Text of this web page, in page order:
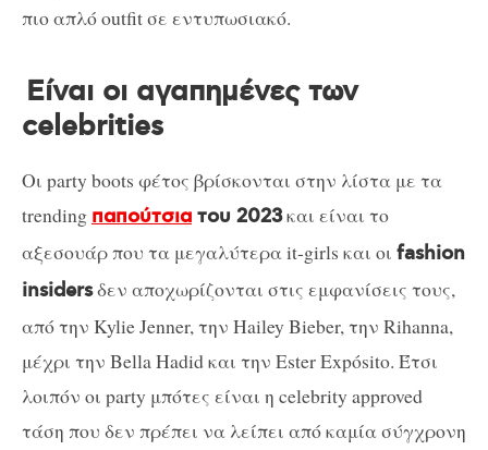
πιο απλό outfit σε εντυπωσιακό.
Είναι οι αγαπημένες των
celebrities
Οι party boots φέτος βρίσκονται στην λίστα με τα
trending παπούτσια του 2023και είναι το
αξεσουάρ που τα μεγαλύτερα it-girls και οι fashion
insidersδεν αποχωρίζονται στις εμφανίσεις τους,
από την Kylie Jenner, την Hailey Bieber, την Rihanna,
μέχρι την Bella Hadid και την Ester Expósito. Έτσι
λοιπόν οι party μπότες είναι η celebrity approved
τάση που δεν πρέπει να λείπει από καμία σύγχρονη